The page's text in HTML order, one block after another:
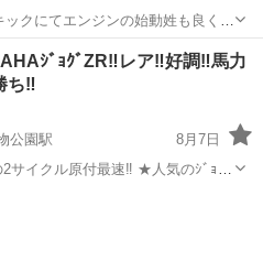
クにてエンジンの始動姓も良く調
ではありません) 走行距離は31000
ヤマハ
ｼﾞｮｸﾞZR‼️レア‼️好調‼️馬力
ち‼️
公園駅
8月7日
イクル原付最速‼️ ★人気のｼﾞｮｸﾞ